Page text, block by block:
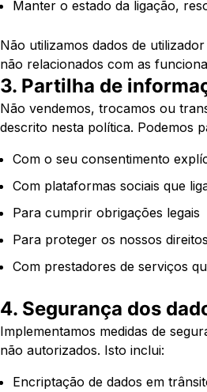
Manter o estado da ligação,
Não utilizamos dados de
não relacionados com as
3. Partilha de
Não vendemos, trocamos ou
descrito nesta política. Podemos
Com o seu consentimento
Com plataformas sociais que
Para cumprir obrigações legais
Para proteger os nossos
Com prestadores de serviços
4. Segurança dos
Implementamos medidas de
não autorizados. Isto inclui:
Encriptação de dados em